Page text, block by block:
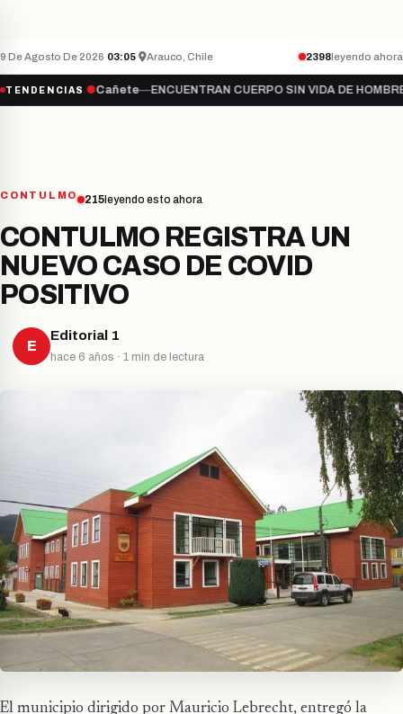
9 De Agosto De 2026·03:05· Arauco, Chile 2398leyendo ahora
TENDENCIAS
●Cañete—ENCUENTRAN CUERPO SIN VIDA DE HOMBRE
CONTULMO 215 leyendo esto ahora
CONTULMO REGISTRA UN
NUEVO CASO DE COVID
POSITIVO
E
Editorial 1
hace 6 años · 1 min de lectura
El municipio dirigido por Mauricio Lebrecht, entregó la